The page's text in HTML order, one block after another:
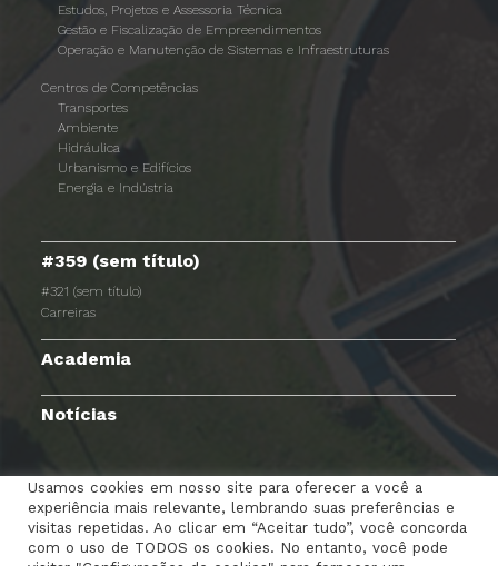
Estudos, Projetos e Assessoria Técnica
Gestão e Fiscalização de Empreendimentos
Operação e Manutenção de Sistemas e Infraestruturas
Centros de Competências
Transportes
Ambiente
Hidráulica
Urbanismo e Edifícios
Energia e Indústria
#359 (sem título)
#321 (sem título)
Carreiras
Academia
Notícias
TERMOS E CONDIÇÕES AVISO DE PRIVACIDADE
POLÍTICA DE COOKIES RGPC CANAL DENÚNCIAS
Usamos cookies em nosso site para oferecer a você a
experiência mais relevante, lembrando suas preferências e
visitas repetidas. Ao clicar em “Aceitar tudo”, você concorda
com o uso de TODOS os cookies. No entanto, você pode